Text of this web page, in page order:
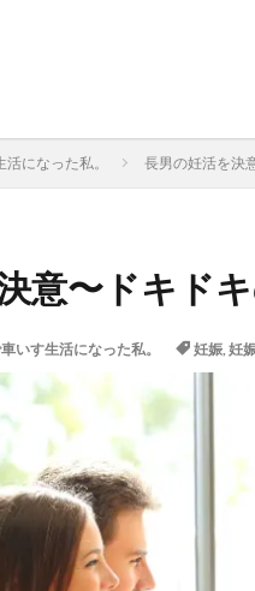
になった私。 長男の妊活を決
意〜ドキド
いす生活になった私。 妊娠, 妊